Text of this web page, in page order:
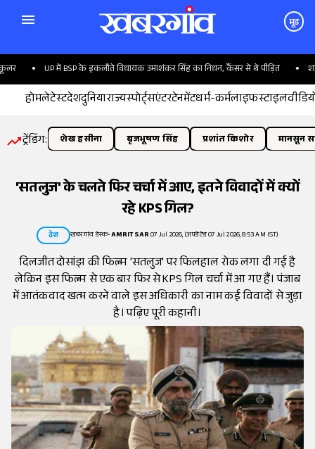
मूड
में BSP के इकलौते विधायक उमाशंकर सिंह का निधन, कैंसर से थे पीड़ित शाकिब के घर
होमलेटेस्टदेशदुनियाराज्यस्पोर्ट्सएंटरटेनमेंटधर्म-कर्मलाइफस्टाइल
ट्रेंडिंग: शेख हसीना बृजभूषण सिंह प्रशांत किशोर मानसून
'सतलुज' के चलते फिर चर्चा में आए, इतने विवादों में क्यों
रहे KPS गिल?
देश खबरगांव डेस्क•AMRITSAR07 Jul 2026, (अपडेटेड 07 Jul 2026, 8:53 AM IST)
दिलजीत दोसांझ की फिल्म 'सतलुज' पर फिलहाल रोक लगा दी गई है
लेकिन इस फिल्म से एक बार फिर से KPS गिल चर्चा में आ गए हैं। पंजाब
में आतंकवाद खत्म करने वाले इस अधिकारी का नाम कई विवादों से जुड़ा
है। पढ़िए पूरी कहानी।